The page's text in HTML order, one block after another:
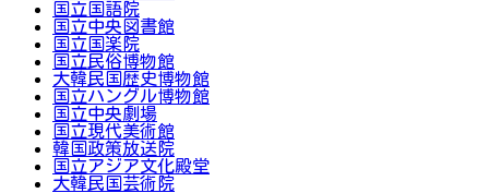
国立国語院
国立中央図書館
国立国楽院
国立民俗博物館
大韓民国歴史博物館
国立ハングル博物館
国立中央劇場
国立現代美術館
韓国政策放送院
国立アジア文化殿堂
大韓民国芸術院